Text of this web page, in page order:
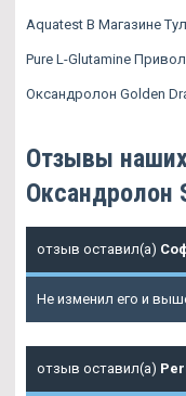
Aquatest В Магазине
Pure L-Glutamine
Оксандролон Golden
Отзывы
Оксандролон
отзыв оставил(а)
Не изменил его и
отзыв оставил(а)